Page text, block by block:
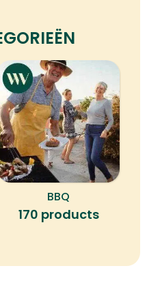
BBQ
170 products